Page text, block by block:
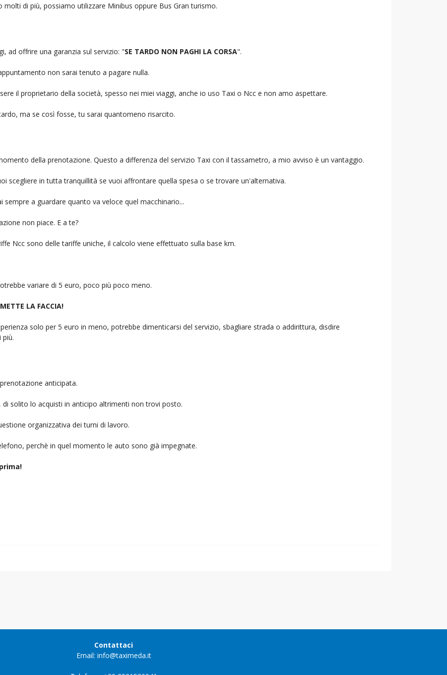
molti di più, possiamo utilizzare Minibus oppure Bus Gran turismo.
ad offrire una garanzia sul servizio: "SE TARDO NON PAGHI LA CORSA".
non sarai tenuto a pagare nulla.
il proprietario della società, spesso nei miei viaggi, anche io uso Taxi o Ncc e non amo aspettare.
ma se così fosse, tu sarai quantomeno risarcito.
della prenotazione. Questo a differenza del servizio Taxi con il tassametro, a mio avviso è un vantaggio.
scegliere in tutta tranquillità se vuoi affrontare quella spesa o se trovare un'alternativa.
a guardare quanto va veloce quel macchinario...
non piace. E a te?
Ncc sono delle tariffe uniche, il calcolo viene effettuato sulla base km.
variare di 5 euro, poco più poco meno.
LA FACCIA!
solo per 5 euro in meno, potrebbe dimenticarsi del servizio, sbagliare strada o addirittura, disdire
anticipata.
solito lo acquisti in anticipo altrimenti non trovi posto.
organizzativa dei turni di lavoro.
perchè in quel momento le auto sono già impegnate.
Contattaci
Email: info@taximeda.it